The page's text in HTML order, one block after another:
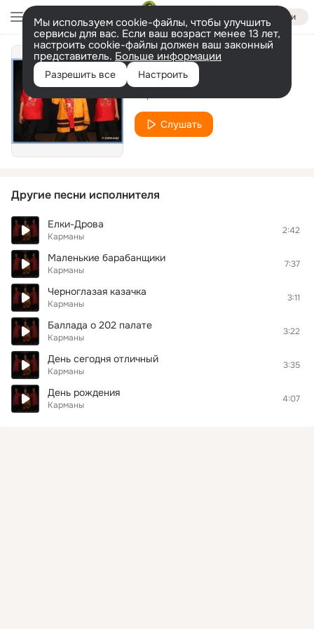
Войти
Мы используем cookie-файлы, чтобы улучшить
сервисы для вас. Если ваш возраст менее 13 лет,
настроить cookie-файлы должен ваш законный
представитель. Больше информации
Разрешить все Настроить
Молодая лошадь
Слушать
Другие песни исполнителя
Елки-Дрова
Карманы
2:42
Маленькие барабанщики
Карманы
7:37
Черноглазая казачка
Карманы
3:11
Баллада о 202 палате
Карманы
3:22
День сегодня отличный
Карманы
3:35
День рождения
Карманы
4:07